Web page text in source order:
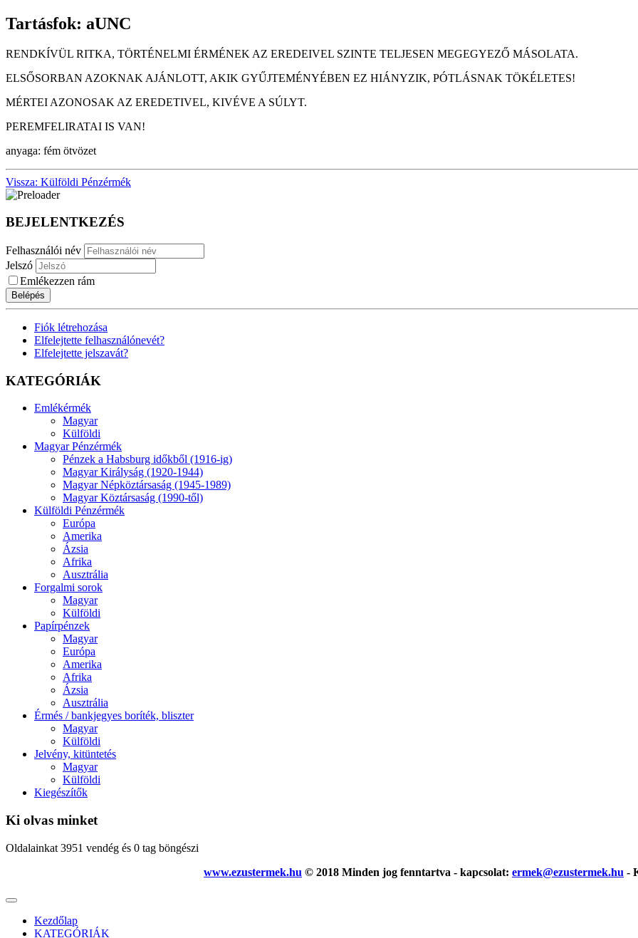
Tartásfok: aUNC
RENDKÍVÜL RITKA, TÖRTÉNELMI ÉRMÉNEK AZ EREDEIVEL SZINTE TELJESEN MEGEGYEZŐ MÁSOLATA.
ELSŐSORBAN AZOKNAK AJÁNLOTT, AKIK GYŰJTEMÉNYÉBEN EZ HIÁNYZIK, PÓTLÁSNAK TÖKÉLETES!
MÉRTEI AZONOSAK AZ EREDETIVEL, KIVÉVE A SÚLYT.
PEREMFELIRATAI IS VAN!
anyaga: fém ötvözet
Vissza: Külföldi Pénzérmék
BEJELENTKEZÉS
Felhasználói név
Jelszó
Emlékezzen rám
Belépés
Fiók létrehozása
Elfelejtette felhasználónevét?
Elfelejtette jelszavát?
KATEGÓRIÁK
Emlékérmék
Magyar
Külföldi
Magyar Pénzérmék
Pénzek a Habsburg időkből (1916-ig)
Magyar Királyság (1920-1944)
Magyar Népköztársaság (1945-1989)
Magyar Köztársaság (1990-től)
Külföldi Pénzérmék
Európa
Amerika
Ázsia
Afrika
Ausztrália
Forgalmi sorok
Magyar
Külföldi
Papírpénzek
Magyar
Európa
Amerika
Afrika
Ázsia
Ausztrália
Érmés / bankjegyes boríték, bliszter
Magyar
Külföldi
Jelvény, kitüntetés
Magyar
Külföldi
Kiegészítők
Ki olvas minket
Oldalainkat 3951 vendég és 0 tag böngészi
www.ezustermek.hu © 2018 Minden jog fenntartva - kapcsolat: ermek@ezustermek.hu -
Kezdőlap
KATEGÓRIÁK